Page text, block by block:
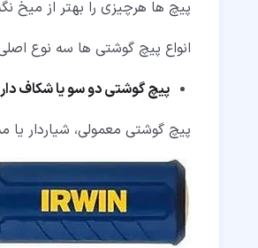
۱۷‏- چراغ قوه
۱۸‏- نکات مهم نگهداری از انواع ابزار
پیچ ها هرچیزی را بهتر از میخ
انواع پیچ گوشتی ها سه نوع
پیچ گوشتی دو سو یا شکاف
پیچ گوشتی معمولی، شیاردار یا